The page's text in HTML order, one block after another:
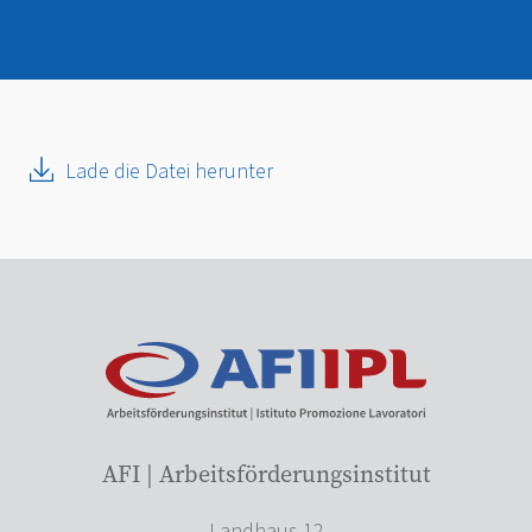
Lade die Datei herunter
AFI | Arbeitsförderungsinstitut